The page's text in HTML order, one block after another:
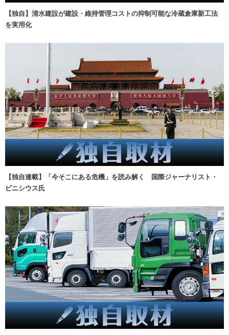
【独自】清水建設が建設・維持管理コストの抑制可能な冷蔵倉庫新工法
を実用化
【独自連載】「今そこにある危機」を読み解く 国際ジャーナリスト・
ビニシウス氏